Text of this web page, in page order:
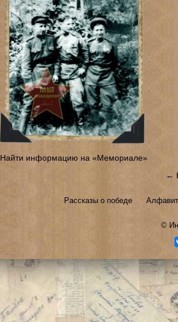
Найти информацию на «Мемориале»
←
Рассказы о победе
©